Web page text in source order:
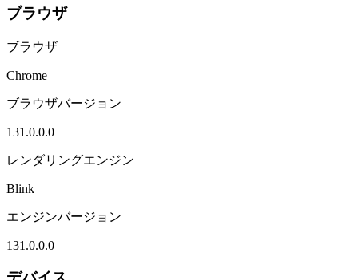
ブラウザ
ブラウザ
Chrome
ブラウザバージョン
131.0.0.0
レンダリングエンジン
Blink
エンジンバージョン
131.0.0.0